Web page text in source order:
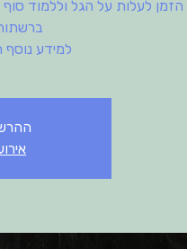
הזמן לעלות על הגל וללמוד
למידע נוסף